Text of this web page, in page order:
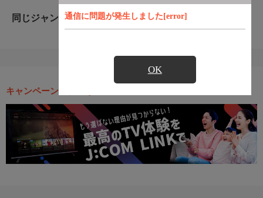
通信に問題が発生しました[error]
OK
同じジャンルのおすすめ番組
キャンペーン・お得な情報